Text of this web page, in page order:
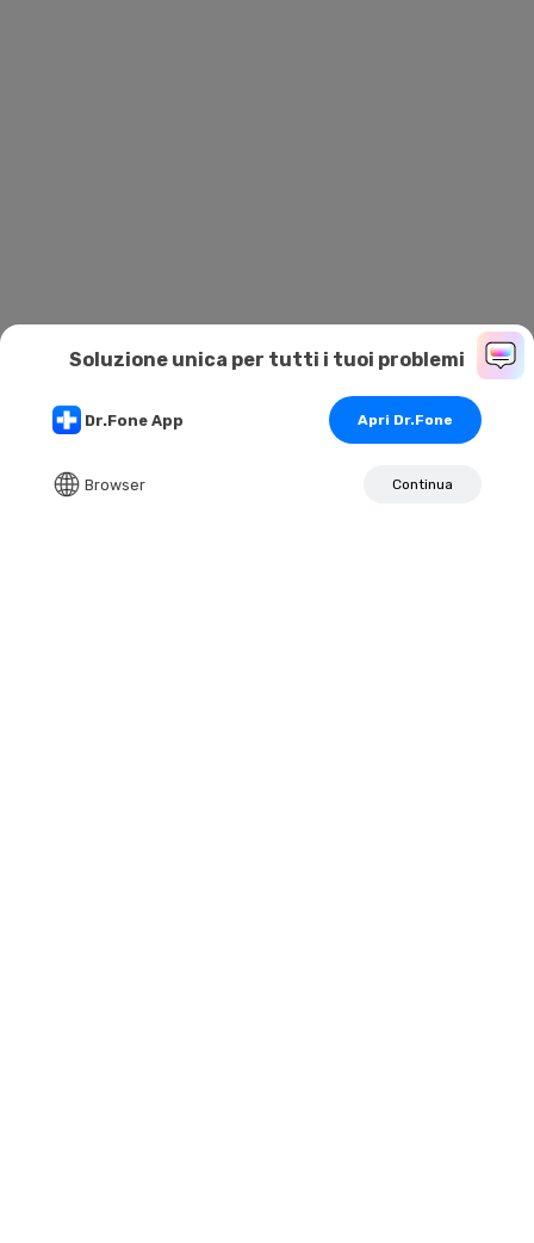
Riparazione
Soluzione unica per tutti i tuoi problemi
Dr.Fone App Apri Dr.Fone
Browser Continua